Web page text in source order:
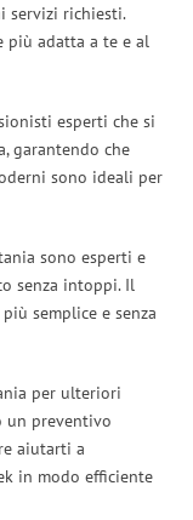
servizi richiesti.
più adatta a te e al
esperti che si
garantendo che
sono ideali per
sono esperti e
senza intoppi. Il
semplice e senza
per ulteriori
un preventivo
aiutarti a
in modo efficiente